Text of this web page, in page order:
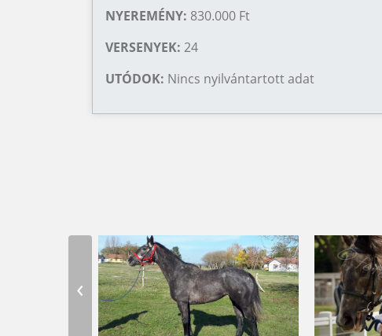
NYEREMÉNY: 830.000 Ft
VERSENYEK: 24
UTÓDOK: Nincs nyilvántartott adat
‹